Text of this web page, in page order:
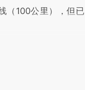
（100公里），但已